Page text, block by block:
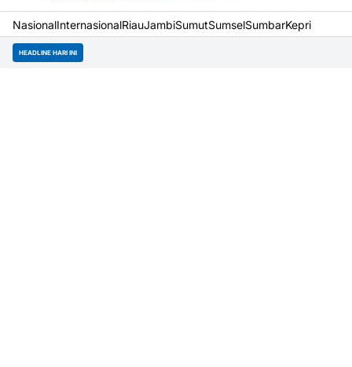
NasionalInternasionalRiauJambiSumutSumselSumbarKepri
HEADLINE HARI INI